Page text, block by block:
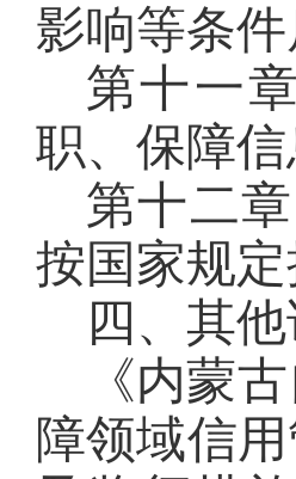
影响等条
第十一
职、保障
第十二
按国家规
四、其
《内蒙
障领域信